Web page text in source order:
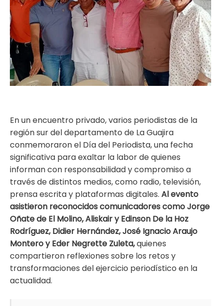
gra
ma
En un encuentro privado, varios periodistas de la
región sur del departamento de La Guajira
conmemoraron el Día del Periodista, una fecha
significativa para exaltar la labor de quienes
informan con responsabilidad y compromiso a
través de distintos medios, como radio, televisión,
prensa escrita y plataformas digitales. Al evento
asistieron reconocidos comunicadores como Jorge
Oñate de El Molino, Aliskair y Edinson De la Hoz
Rodríguez, Didier Hernández, José Ignacio Araujo
Montero y Eder Negrette Zuleta,quienes
compartieron reflexiones sobre los retos y
transformaciones del ejercicio periodístico en la
actualidad.